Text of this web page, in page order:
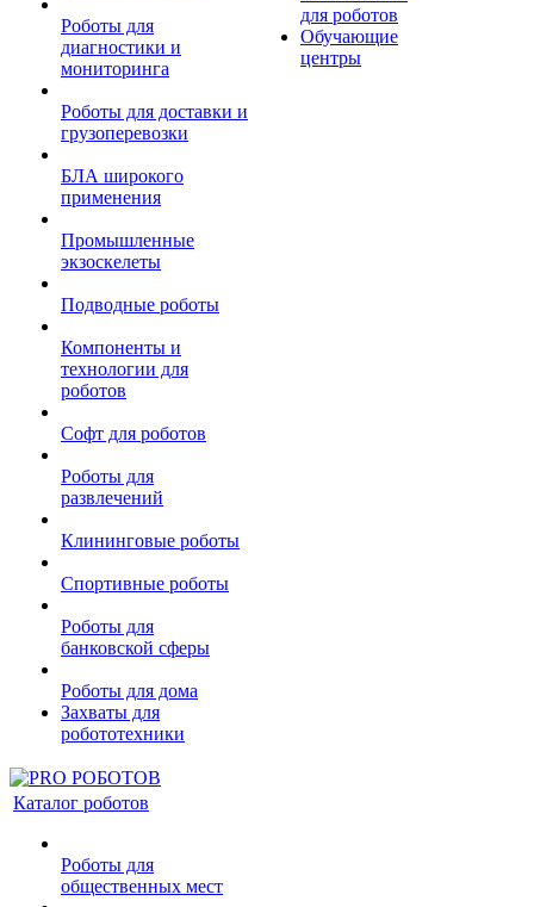
Роботы для
диагностики и
мониторинга
Роботы для доставки и
грузоперевозки
БЛА широкого
применения
Промышленные
экзоскелеты
Подводные роботы
Компоненты и
технологии для
роботов
Софт для роботов
Роботы для
развлечений
Клининговые роботы
Спортивные роботы
Роботы для
банковской сферы
Роботы для дома
Захваты для
робототехники
для роботов
Обучающие
центры
Каталог роботов
Роботы для
общественных мест